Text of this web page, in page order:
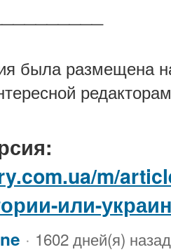
была размещена
m/
или-
· 1602 дней(я) назад